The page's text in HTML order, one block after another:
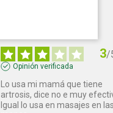
3/
Opinión verificada
Lo usa mi mamá que tiene
artrosis, dice no e muy
Igual lo usa en masajes en